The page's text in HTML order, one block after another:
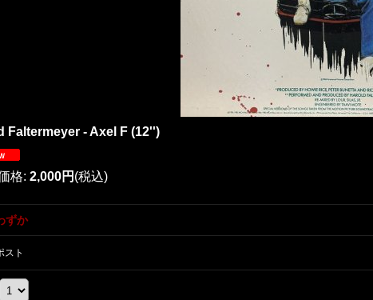
Faltermeyer - Axel F (12'')
格: 2,000円 (税込)
ずか